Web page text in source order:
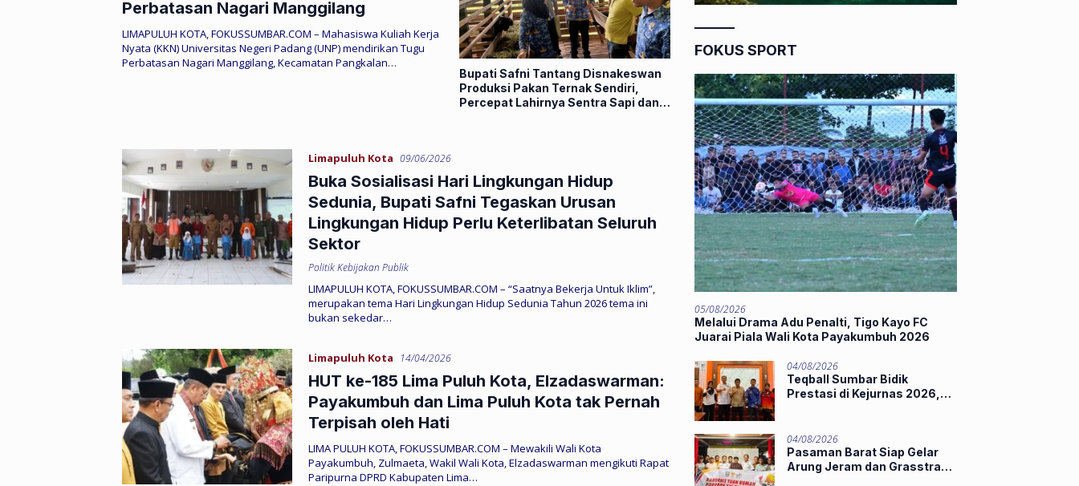
Perbatasan Nagari Manggilang
LIMAPULUH KOTA, FOKUSSUMBAR.COM – Mahasiswa Kuliah Kerja
Nyata (KKN) Universitas Negeri Padang (UNP) mendirikan Tugu
Perbatasan Nagari Manggilang, Kecamatan Pangkalan…
Bupati Safni Tantang Disnakeswan
Produksi Pakan Ternak Sendiri,
Percepat Lahirnya Sentra Sapi dan
Limapuluh Kota 09/06/2026
Buka Sosialisasi Hari Lingkungan Hidup
Sedunia, Bupati Safni Tegaskan Urusan
Lingkungan Hidup Perlu Keterlibatan Seluruh
Sektor
Politik Kebijakan Publik
LIMAPULUH KOTA, FOKUSSUMBAR.COM – “Saatnya Bekerja Untuk Iklim”,
merupakan tema Hari Lingkungan Hidup Sedunia Tahun 2026 tema ini
bukan sekedar…
Limapuluh Kota 14/04/2026
HUT ke-185 Lima Puluh Kota, Elzadaswarman:
Payakumbuh dan Lima Puluh Kota tak Pernah
Terpisah oleh Hati
LIMA PULUH KOTA, FOKUSSUMBAR.COM – Mewakili Wali Kota
Payakumbuh, Zulmaeta, Wakil Wali Kota, Elzadaswarman mengikuti Rapat
Paripurna DPRD Kabupaten Lima…
FOKUS SPORT
05/08/2026
Melalui Drama Adu Penalti, Tigo Kayo FC
Juarai Piala Wali Kota Payakumbuh 2026
04/08/2026
Teqball Sumbar Bidik
Prestasi di Kejurnas 2026,
04/08/2026
Pasaman Barat Siap Gelar
Arung Jeram dan Grasstrack